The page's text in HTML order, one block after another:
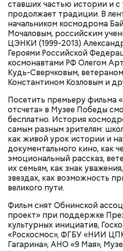
ставших частью истории и с
продолжает традиции. В
начальником космодрома
Мочаловым, российским
ЦЭНКИ (1999-2013)
Героями Российской
космонавтами РФ Олегом
Кудь-Сверчковым,
Константином Козловым и
Посетить премьеру фильма
отсчета» в Музее Победы
бесплатно. История
самым разным зрителям:
как живой урок истории и
документального кино, как
эмоциональный рассказ,
их семьям, как знак
звездах, как возможность
великого пути.
Фильм снят Обнинской
проект» при поддержке
культурных инициатив,
«Роскосмос», ФГБУ «НИИ
Гагарина», АНО «9 Мая»,
На главной странице сайта
найти тематические
В разделе «Каталог»
предложения партнеров. В
сортировку по типам
другим.
Маршрут зеленого кольца
Парк Покровское-
Тимирязевский парк.
В Большом Гнездниковском
впервые увидел Маргариту
руках. Именно здесь в доме
московское отделение
Михаил Булгаков. Кстати,
сборнике писателя
сороков».
10, когда были в гостях у
влюбились друг в друга,
тот момент состояли в браке.